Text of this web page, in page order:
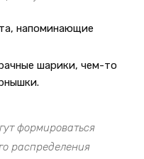
напоминающие
шарики, чем-то
формироваться
распределения